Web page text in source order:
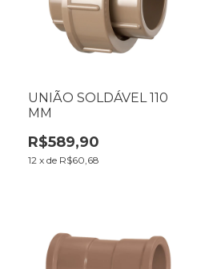
UNIÃO SOLDÁVEL 110
MM
R$589,90
12 x de R$60,68